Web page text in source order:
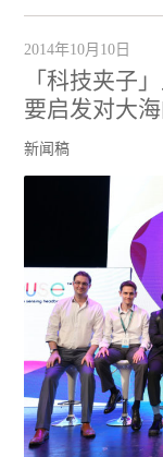
2014年10月10日
「科技夹子
要启发对大
新闻稿